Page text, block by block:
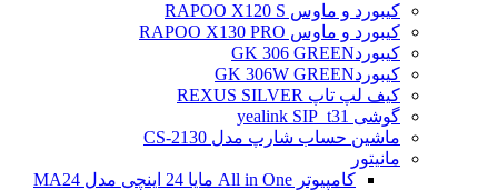
کیبورد و ماوس RAPOO X120 S
کیبورد و ماوس RAPOO X130 PRO
کیبوردGK 306 GREEN
کیبوردGK 306W GREEN
کیف لپ تاپ REXUS SILVER
گوشی yealink SIP_t31
ماشین حساب شارپ مدل CS-2130
مانیتور
کامپیوتر All in One مایا 24 اینچی مدل MA24